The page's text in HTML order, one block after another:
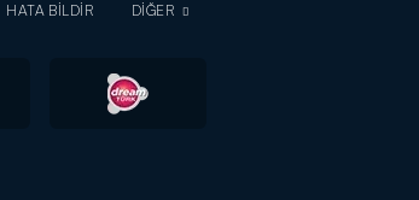
HATA BİLDİR DİĞER